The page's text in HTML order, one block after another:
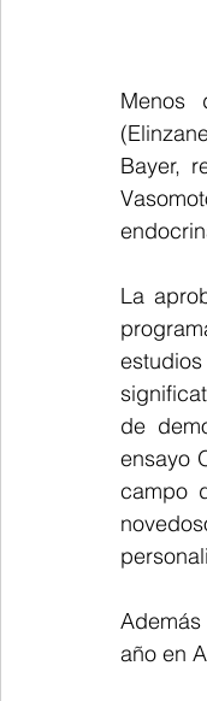
Menos
Bayer,
La
de
ensayo
campo
año en